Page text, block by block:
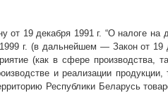
от 19 декабря 1991 г. “О налоге на
1999 г. (в дальнейшем — Закон от 19
(как в сфере производства,
и реализации
Республики Беларусь